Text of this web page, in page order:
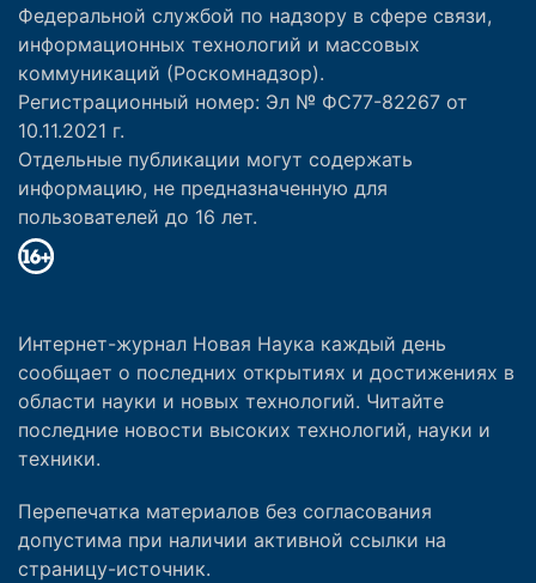
Федеральной службой по надзору в сфере связи,
информационных технологий и массовых
коммуникаций (Роскомнадзор).
Регистрационный номер: Эл № ФС77-82267 от
10.11.2021 г.
Отдельные публикации могут содержать
информацию, не предназначенную для
пользователей до 16 лет.
Интернет-журнал Новая Наука каждый день
сообщает о последних открытиях и достижениях в
области науки и новых технологий. Читайте
последние новости высоких технологий, науки и
техники.
Перепечатка материалов без согласования
допустима при наличии активной ссылки на
страницу-источник.